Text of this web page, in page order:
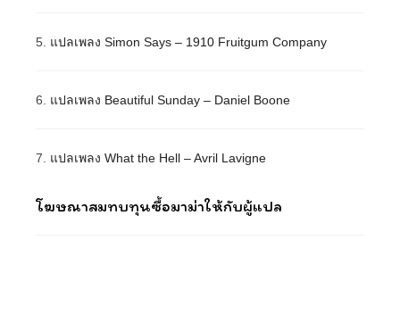
5. แปลเพลง Simon Says – 1910 Fruitgum Company
6. แปลเพลง Beautiful Sunday – Daniel Boone
7. แปลเพลง What the Hell – Avril Lavigne
โฆษณาสมทบทุนซื้อมาม่าให้กับผู้แปล